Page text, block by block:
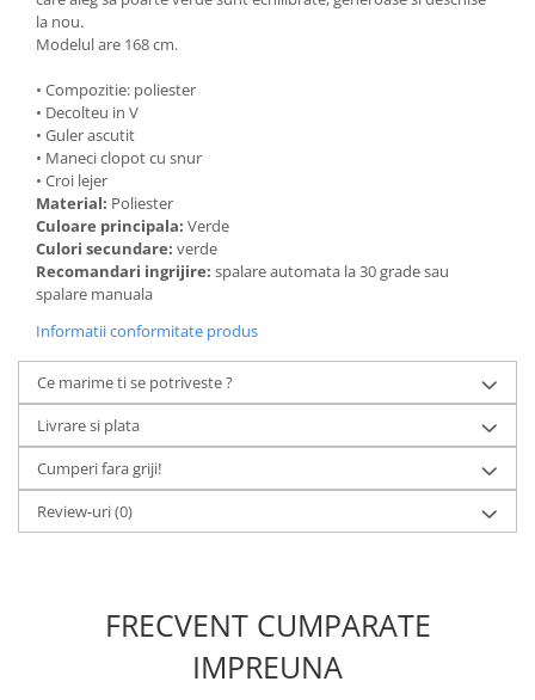
la nou.
Modelul are 168 cm.
• Compozitie: poliester
• Decolteu in V
• Guler ascutit
• Maneci clopot cu snur
• Croi lejer
Material: Poliester
Culoare principala: Verde
Culori secundare: verde
Recomandari ingrijire: spalare automata la 30 grade sau
spalare manuala
Informatii conformitate produs
Ce marime ti se potriveste ?
Livrare si plata
Cumperi fara griji!
Review-uri(0)
FRECVENT CUMPARATE
IMPREUNA